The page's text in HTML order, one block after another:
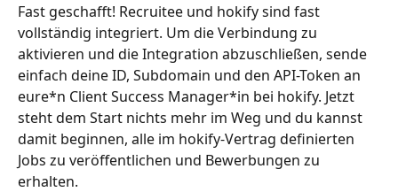
Fast geschafft! Recruitee und hokify sind fast
vollständig integriert. Um die Verbindung zu
aktivieren und die Integration abzuschließen, sende
einfach deine ID, Subdomain und den API-Token an
eure*n Client Success Manager*in bei hokify. Jetzt
steht dem Start nichts mehr im Weg und du kannst
damit beginnen, alle im hokify-Vertrag definierten
Jobs zu veröffentlichen und Bewerbungen zu
erhalten.